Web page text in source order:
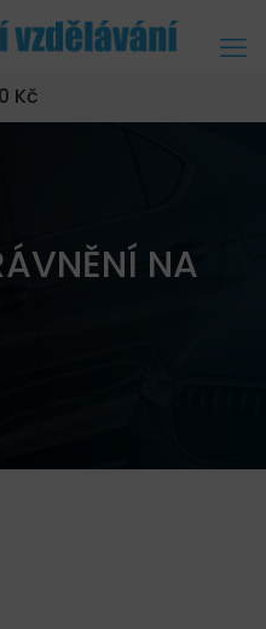
0 Kč
NA